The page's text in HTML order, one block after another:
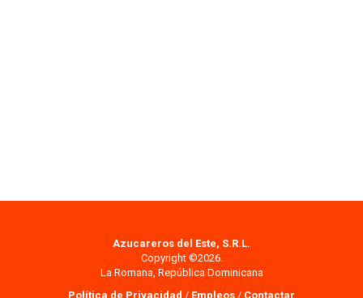
Azucareros del Este, S.R.L.
Copyright ©2026.
La Romana, República Dominicana
Política de Privacidad / Empleos / Contactar